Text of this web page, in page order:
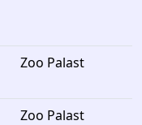
Zoo Palast
Zoo Palast